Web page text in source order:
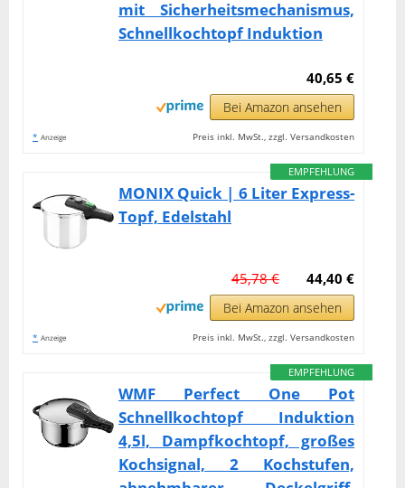
mit Sicherheitsmechanismus,
Schnellkochtopf Induktion
40,65 €
Bei Amazon ansehen
* Anzeige Preis inkl. MwSt., zzgl. Versandkosten
EMPFEHLUNG
MONIX Quick | 6 Liter Express-
Topf, Edelstahl
44,40 €
45,78 €
Bei Amazon ansehen
* Anzeige Preis inkl. MwSt., zzgl. Versandkosten
EMPFEHLUNG
WMF Perfect One Pot
Schnellkochtopf Induktion
4,5l, Dampfkochtopf, großes
Kochsignal, 2 Kochstufen,